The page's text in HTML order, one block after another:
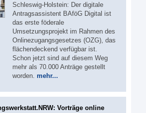
Schleswig-Holstein: Der digitale
Antragsassistent BAföG Digital ist
das erste föderale
Umsetzungsprojekt im Rahmen des
Onlinezugangsgesetzes (OZG), das
flächendeckend verfügbar ist.
Schon jetzt sind auf diesem Weg
mehr als 70.000 Anträge gestellt
worden. mehr...
Vorträge online